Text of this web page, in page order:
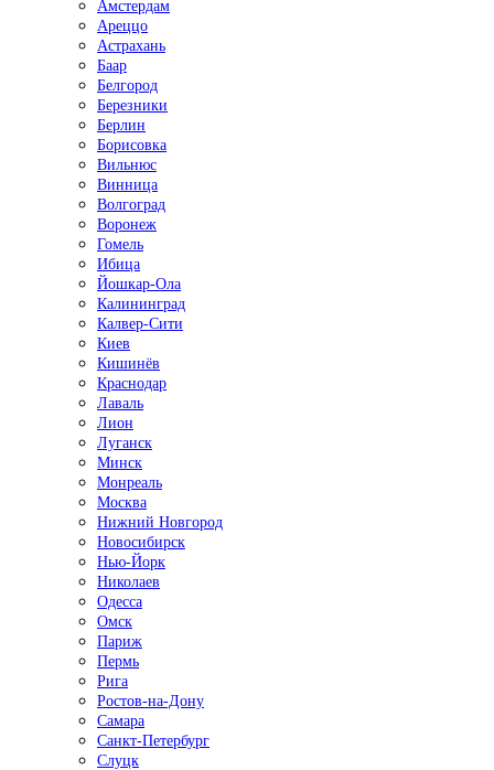
Амстердам
Ареццо
Астрахань
Баар
Белгород
Березники
Берлин
Борисовка
Вильнюс
Винница
Волгоград
Воронеж
Гомель
Ибица
Йошкар-Ола
Калининград
Калвер-Сити
Киев
Кишинёв
Краснодар
Лаваль
Лион
Луганск
Минск
Монреаль
Москва
Нижний Новгород
Новосибирск
Нью-Йорк
Николаев
Одесса
Омск
Париж
Пермь
Рига
Ростов-на-Дону
Самара
Санкт-Петербург
Слуцк